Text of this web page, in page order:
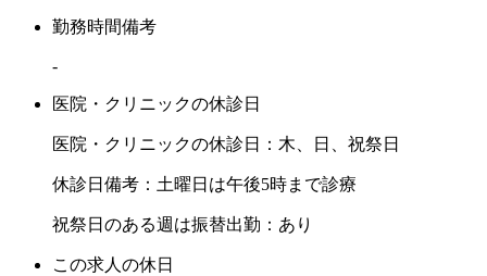
勤務時間備考
-
医院・クリニックの休診日
医院・クリニックの休診日：木、日、祝祭日
休診日備考：土曜日は午後5時まで診療
祝祭日のある週は振替出勤：あり
この求人の休日